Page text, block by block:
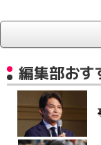
編集部おす